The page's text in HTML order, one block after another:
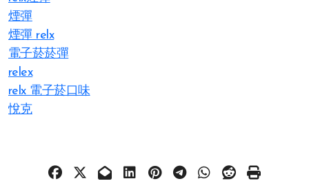
煙彈
煙彈 relx
電子菸菸彈
relex
relx 電子菸口味
悅克